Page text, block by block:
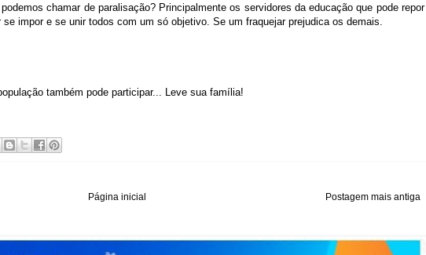
chamar de paralisação? Principalmente os servidores da educação que pode repor
impor e se unir todos com um só objetivo. Se um fraquejar prejudica os demais.
também pode participar... Leve sua família!
Postagem mais antiga
Página inicial